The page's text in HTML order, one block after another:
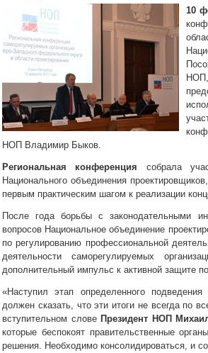
10
НОП Владимир Быков.
Региональная конференция собрала
Национального объединения
первым практическим шагом к реализации
После года борьбы с законодательными
вопросов Национальное объединение
по регулированию профессиональной
деятельности саморегулируемых
дополнительный импульс к активной защите
«Наступил этап определенного
должен сказать, что эти итоги не всегда по
вступительном слове Президент НОП
которые беспокоят правительственные
решения. Необходимо консолидироваться, и